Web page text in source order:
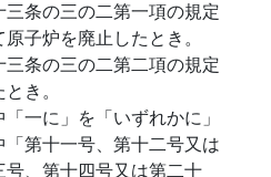
三条の三の二第一項の規定
子炉を廃止したとき。
三条の三の二第二項の規定
き。
一に」を「いずれかに」
第十一号、第十二号又は
、第十四号又は第二十